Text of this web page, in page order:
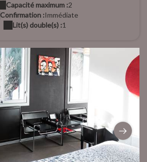
Capacité maximum :2
Confirmation :Immédiate
Lit(s) double(s) :1